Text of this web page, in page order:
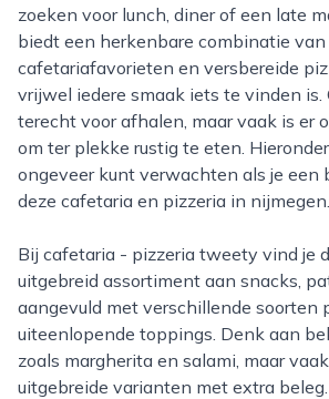
zoeken voor lunch, diner of een late
biedt een herkenbare combinatie
cafetariafavorieten en versbereide
vrijwel iedere smaak iets te vinden is.
terecht voor afhalen, maar vaak is er
om ter plekke rustig te eten.
ongeveer kunt verwachten als je een
deze cafetaria en pizzeria in nijmegen.
Bij cafetaria - pizzeria tweety vind je doorgaans een
uitgebreid assortiment aan snacks,
aangevuld met verschillende soorten
uiteenlopende toppings. Denk aan
zoals margherita en salami, maar
uitgebreide varianten met extra